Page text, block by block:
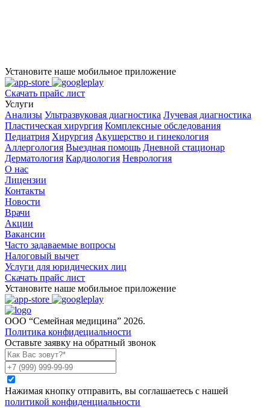
Установите наше мобильное приложение
Скачать прайс лист
Услуги
Анализы Ультразвуковая диагностика Лучевая диагностика
Пластическая хирургия Комплексные обследования
Педиатрия Хирургия Акушерство и гинекология
Аллергология Выездная помощь Дневной стационар
Дерматология Кардиология Неврология
О нас
Лицензии
Контакты
Новости
Врачи
Акции
Вакансии
Часто задаваемые вопросы
Налоговый вычет
Услуги для юридических лиц
Скачать прайс лист
Установите наше мобильное приложение
ООО “Семейная медицина” 2026.
Политика конфидециальности
Оставьте заявку на обратный звонок
Нажимая кнопку отправить, вы соглашаетесь с нашей
политикой конфиденциальности